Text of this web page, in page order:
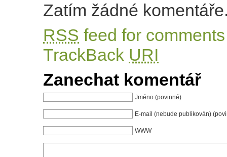
Zatím žádné
RSS feed for
TrackBack URI
Zanechat komentář
Jméno (povinné)
E-mail (nebude publikován)
WWW